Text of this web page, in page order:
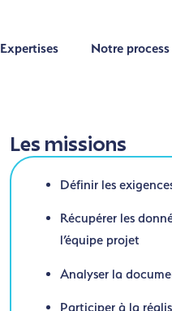
Expertises Notre process
Expertises Notre process
Les missions
Définir les
Récupérer les
l’équipe projet
Analyser la
Participer à la